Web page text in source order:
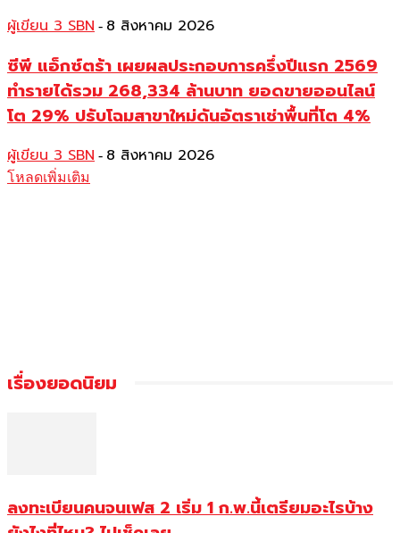
ผู้เขียน 3 SBN - 8 สิงหาคม 2026
ซีพี แอ็กซ์ตร้า เผยผลประกอบการครึ่งปีแรก 2569
ทำรายได้รวม 268,334 ล้านบาท ยอดขายออนไลน์
โต 29% ปรับโฉมสาขาใหม่ดันอัตราเช่าพื้นที่โต 4%
ผู้เขียน 3 SBN - 8 สิงหาคม 2026
โหลดเพิ่มเติม
เรื่องยอดนิยม
ลงทะเบียนคนจนเฟส 2 เริ่ม 1 ก.พ.นี้เตรียมอะไรบ้าง